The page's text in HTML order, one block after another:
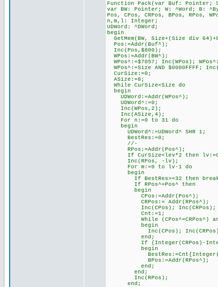
Function Pack(var Buf:
var BW: Pointer; W: ^Word; B:
Pos, CPos, CRPos, BPos, RPos,
n,m,l: Integer;
UDWord: ^DWord;
begin
GetMem(BW, Size+(Size div
Pos:=Addr(Buf^);
Inc(Pos,$800);
WPos:=Addr(BW^);
WPos^:=$7057; Inc(WPos);
WPos^:=Size AND $0000FFFF;
CurSize:=0;
ASize:=8;
While CurSize<Size do
begin
UDWord:=Addr(WPos^);
UDWord^:=0;
Inc(WPos,2);
Inc(ASize,4);
For n:=0 to 31 do
begin
UDWord^:=UDWord^ SHR 1;
BestRes:=0;
//-
RPos:=Addr(Pos^);
If CurSize<lev*2 then
Inc(RPos, -lv);
For m:=0 to lv-1 do
begin
If BestRes>=32 then
If RPos^=Pos^ then
begin
CPos:=Addr(Pos^);
CRPos:= Addr(RPos^);
Inc(CPos); Inc(CRPos);
Cnt:=1;
While (CPos^=CRPos^) and
begin
Inc(CPos);
end;
If {Integer(CRPos)-
begin
BPos:=Addr(RPos^);
end;
end;
Inc(RPos);
end;